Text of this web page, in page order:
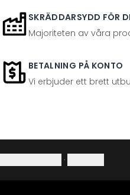
SKRÄDDARSYDD FÖR
Majoriteten av våra
BETALNING PÅ KONTO
Vi erbjuder ett brett
·